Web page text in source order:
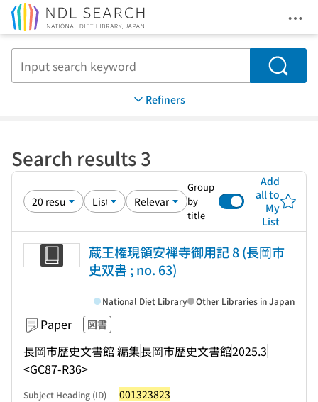
Search
Refiners
Search results 3
Group
by
title
Add
all to
My
List
蔵王権現領安禅寺御用記 8 (長岡市
史双書 ; no. 63)
Paper 図書
長岡市歴史文書館 編集長岡市歴史文書館2025.3
<GC87-R36>
National Diet Library Other Libraries in Japan
Subject Heading (ID) 001323823